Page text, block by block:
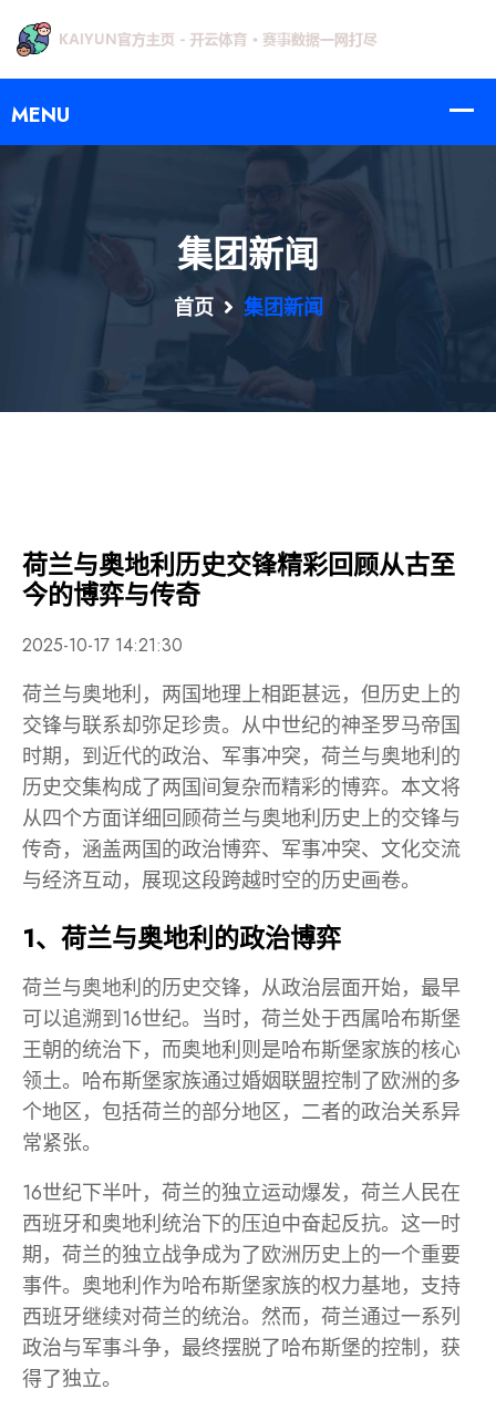
集团新闻
首页 集团新闻
荷兰与奥地利历史交锋精彩回顾从古至
今的博弈与传奇
2025-10-17 14:21:30
荷兰与奥地利，两国地理上相距甚远，但历史上的
交锋与联系却弥足珍贵。从中世纪的神圣罗马帝国
时期，到近代的政治、军事冲突，荷兰与奥地利的
历史交集构成了两国间复杂而精彩的博弈。本文将
从四个方面详细回顾荷兰与奥地利历史上的交锋与
传奇，涵盖两国的政治博弈、军事冲突、文化交流
与经济互动，展现这段跨越时空的历史画卷。
1、荷兰与奥地利的政治博弈
荷兰与奥地利的历史交锋，从政治层面开始，最早
可以追溯到16世纪。当时，荷兰处于西属哈布斯堡
王朝的统治下，而奥地利则是哈布斯堡家族的核心
领土。哈布斯堡家族通过婚姻联盟控制了欧洲的多
个地区，包括荷兰的部分地区，二者的政治关系异
常紧张。
16世纪下半叶，荷兰的独立运动爆发，荷兰人民在
西班牙和奥地利统治下的压迫中奋起反抗。这一时
期，荷兰的独立战争成为了欧洲历史上的一个重要
事件。奥地利作为哈布斯堡家族的权力基地，支持
西班牙继续对荷兰的统治。然而，荷兰通过一系列
政治与军事斗争，最终摆脱了哈布斯堡的控制，获
得了独立。